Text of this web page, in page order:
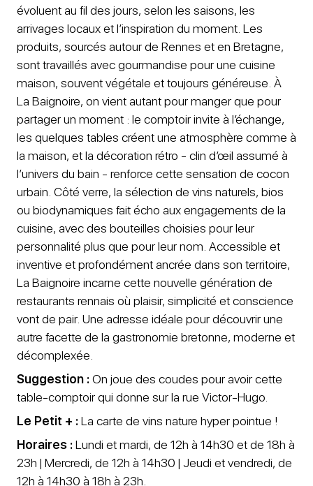
évoluent au fil des jours, selon les saisons, les
arrivages locaux et l’inspiration du moment. Les
produits, sourcés autour de Rennes et en Bretagne,
sont travaillés avec gourmandise pour une cuisine
maison, souvent végétale et toujours généreuse. À
La Baignoire, on vient autant pour manger que pour
partager un moment : le comptoir invite à l’échange,
les quelques tables créent une atmosphère comme à
la maison, et la décoration rétro - clin d’œil assumé à
l’univers du bain - renforce cette sensation de cocon
urbain. Côté verre, la sélection de vins naturels, bios
ou biodynamiques fait écho aux engagements de la
cuisine, avec des bouteilles choisies pour leur
personnalité plus que pour leur nom. Accessible et
inventive et profondément ancrée dans son territoire,
La Baignoire incarne cette nouvelle génération de
restaurants rennais où plaisir, simplicité et conscience
vont de pair. Une adresse idéale pour découvrir une
autre facette de la gastronomie bretonne, moderne et
décomplexée.
Suggestion :On joue des coudes pour avoir cette
table-comptoir qui donne sur la rue Victor-Hugo.
Le Petit + :La carte de vins nature hyper pointue !
Horaires :Lundi et mardi, de 12h à 14h30 et de 18h à
23h | Mercredi, de 12h à 14h30 | Jeudi et vendredi, de
12h à 14h30 à 18h à 23h.